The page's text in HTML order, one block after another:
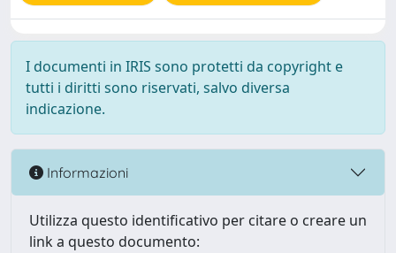
I documenti in IRIS sono protetti da copyright e
tutti i diritti sono riservati, salvo diversa
indicazione.
Informazioni
Utilizza questo identificativo per citare o creare un
link a questo documento: